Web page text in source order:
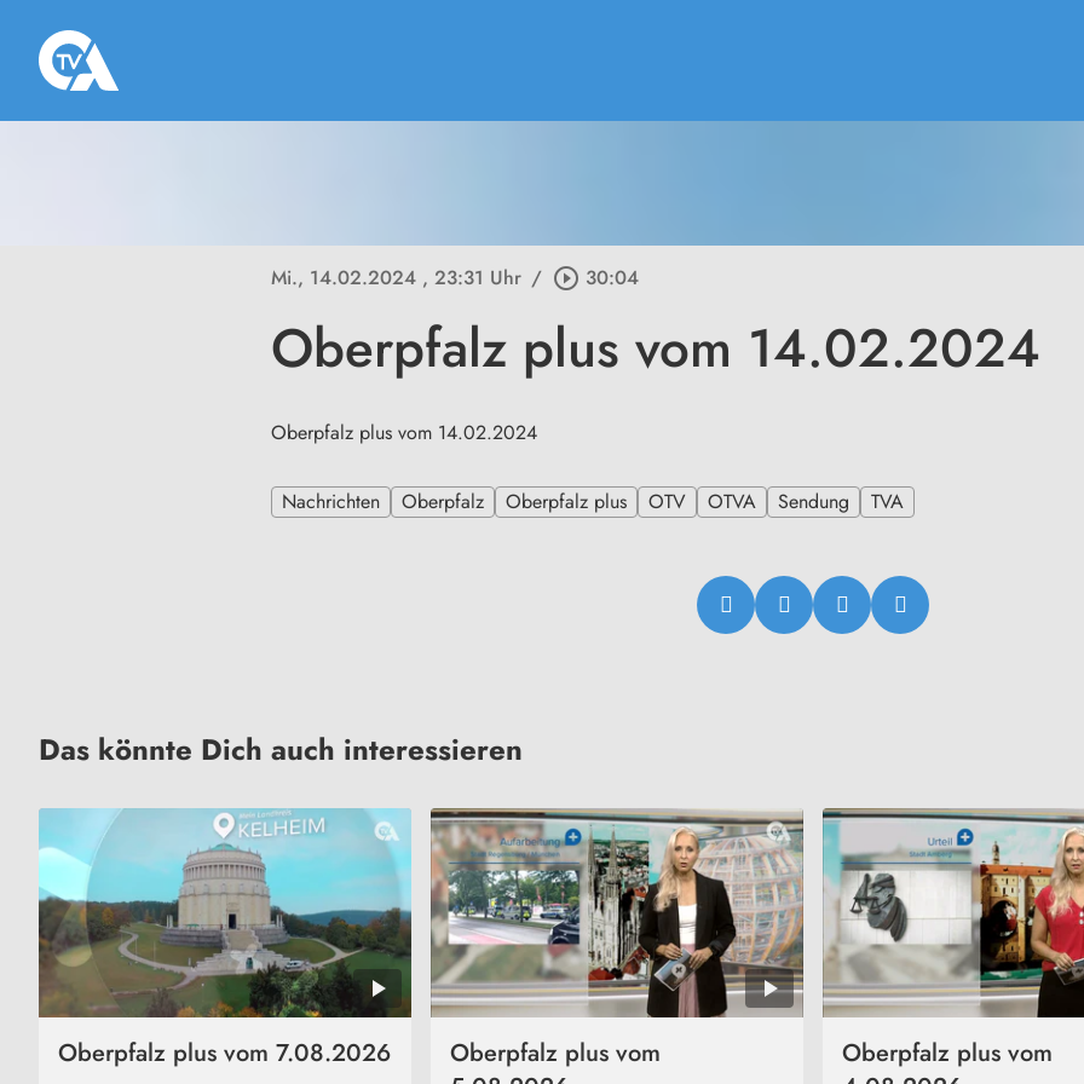
Mi., 14.02.2024 , 23:31 Uhr / play_circle_outline 30:04
Oberpfalz plus vom 14.02.2024
Oberpfalz plus vom 14.02.2024
Nachrichten Oberpfalz Oberpfalz plus OTV OTVA Sendung TVA
Das könnte Dich auch interessieren
Oberpfalz plus vom 7.08.2026
Oberpfalz plus vom
Oberpfalz plus vom